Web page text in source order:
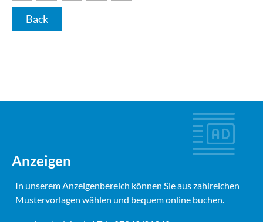
Back
Anzeigen
In unserem Anzeigenbereich können Sie aus zahlreichen
Mustervorlagen wählen und bequem online buchen.